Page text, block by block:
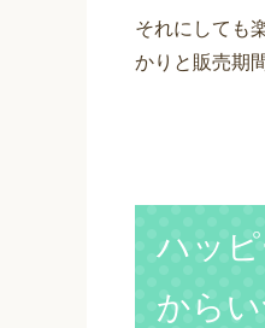
それにしても
かりと販売期
ハッ
から